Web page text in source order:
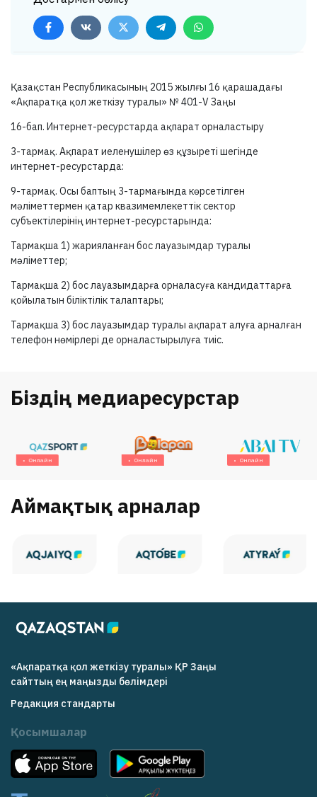
Қазақстан Республикасының 2015 жылғы 16 қарашадағы
«Ақпаратқа қол жеткізу туралы» № 401-V Заңы
16-бап. Интернет-ресурстарда ақпарат орналастыру
3-тармақ. Ақпарат иеленушілер өз құзыреті шегінде
интернет-ресурстарда:
9-тармақ. Осы баптың 3-тармағындакөрсетілген
мәліметтермен қатар квазимемлекеттік сектор
субъектілерінің интернет-ресурстарында:
Тармақша 1) жарияланған бос лауазымдар туралы
мәліметтер;
Тармақша 2) бос лауазымдарға орналасуға кандидаттарға
қойылатын біліктілік талаптары;
Тармақша 3) бос лауазымдар туралы ақпарат алуға арналған
телефон нөмірлері де орналастырылуға тиіс.
Біздің медиаресурстар
Онлайн Онлайн Онлайн
Аймақтық арналар
«Ақпаратқа қол жеткізу туралы» ҚР Заңы
cайттың ең маңызды бөлімдері
Редакция cтандарты
Қосымшалар